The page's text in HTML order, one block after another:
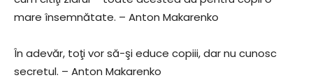
mare însemnătate. – Anton Makarenko
În adevăr, toţi vor să-şi educe copiii, dar nu cunosc
secretul. – Anton Makarenko